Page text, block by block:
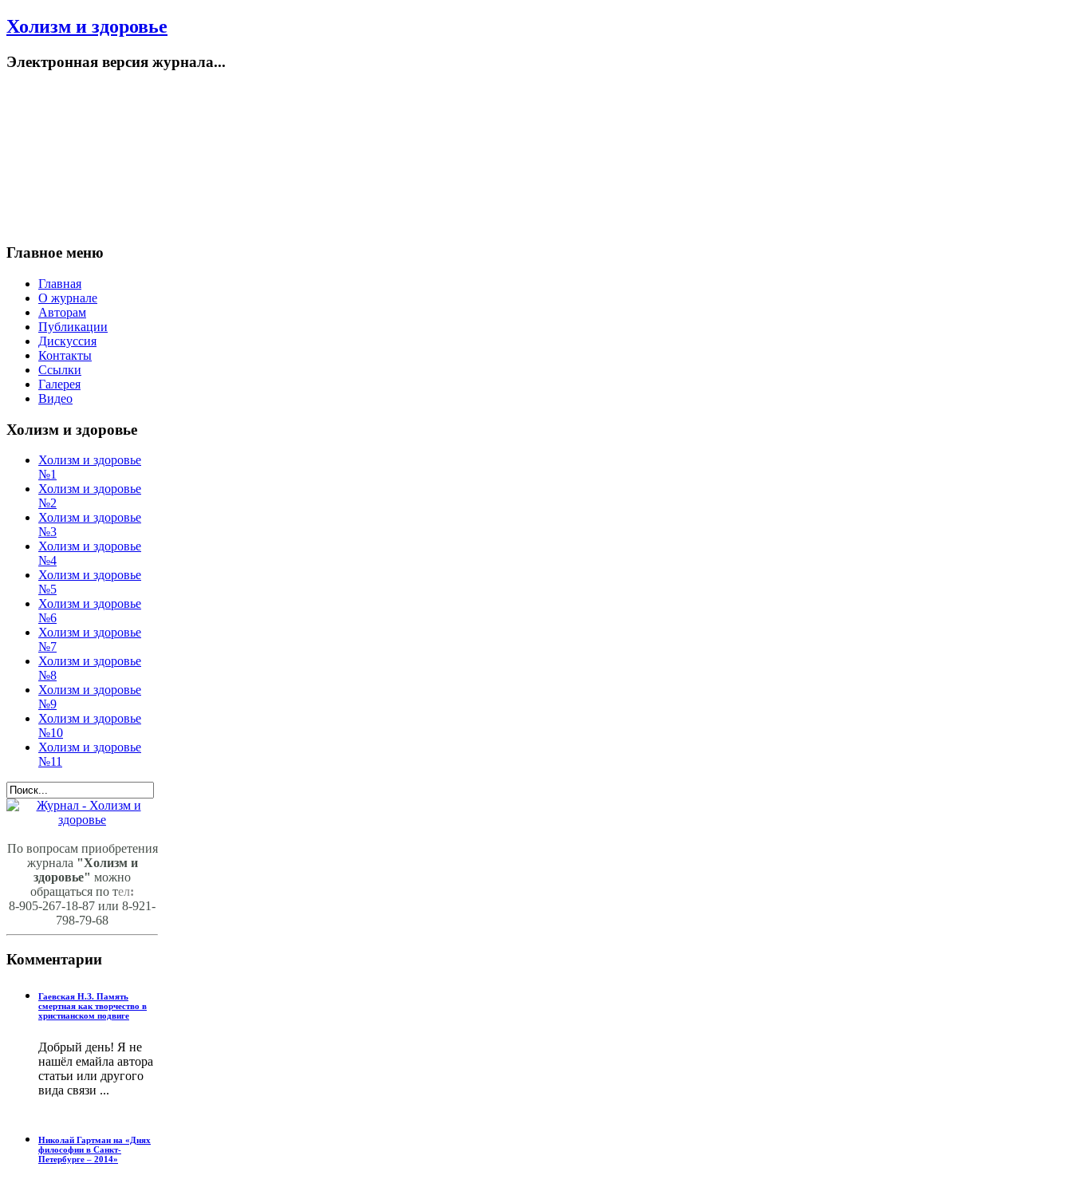
Холизм и здоровье
Электронная версия журнала...
Главное меню
Главная
О журнале
Авторам
Публикации
Дискуссия
Контакты
Ссылки
Галерея
Видео
Холизм и здоровье
Холизм и здоровье
№1
Холизм и здоровье
№2
Холизм и здоровье
№3
Холизм и здоровье
№4
Холизм и здоровье
№5
Холизм и здоровье
№6
Холизм и здоровье
№7
Холизм и здоровье
№8
Холизм и здоровье
№9
Холизм и здоровье
№10
Холизм и здоровье
№11
По вопросам приобретения
журнала "Холизм и
здоровье" можно
обращаться по тел:
8-905-267-18-87 или 8-921-
798-79-68
Комментарии
Гаевская Н.З. Память
смертная как творчество в
христианском подвиге
Добрый день! Я не
нашёл емайла автора
статьи или другого
вида связи ...
Николай Гартман на «Днях
философии в Санкт-
Петербурге – 2014»